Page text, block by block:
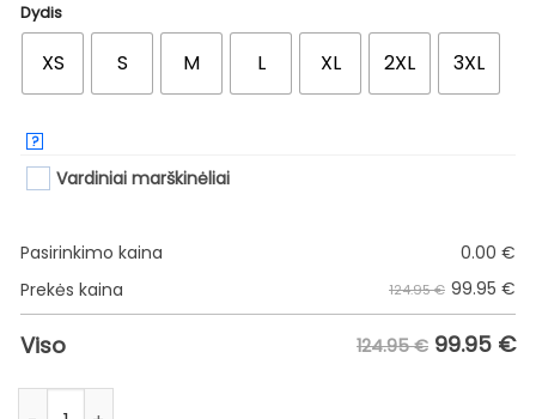
Dydis
XS S M L XL 2XL 3XL
?
Vardiniai marškinėliai
Pasirinkimo kaina 0.00 €
Prekės kaina
124.95 € 99.95 €
Viso 124.95 € 99.95 €